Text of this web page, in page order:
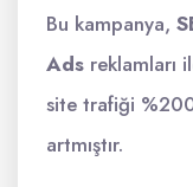
Bu kampanya,
Ads reklamları
site trafiği
artmıştır.